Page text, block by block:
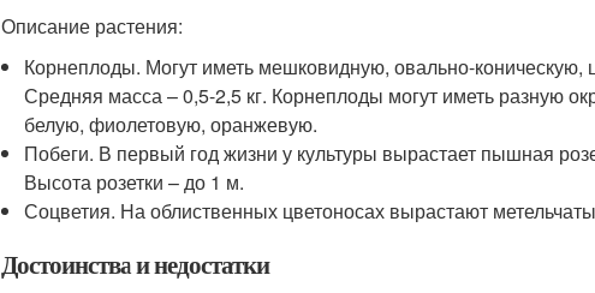
Описание растения:
Корнеплоды. Могут иметь мешковидную, овально-
Средняя масса – 0,5-2,5 кг. Корнеплоды могут иметь разную
белую, фиолетовую, оранжевую.
Побеги. В первый год жизни у культуры вырастает пышная
Высота розетки – до 1 м.
Соцветия. На облиственных цветоносах вырастают
Достоинства и недостатки